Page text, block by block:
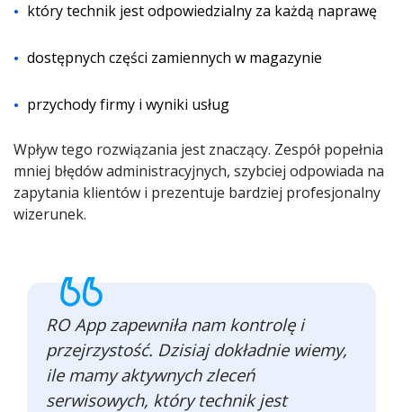
który technik jest odpowiedzialny za każdą naprawę
dostępnych części zamiennych w magazynie
przychody firmy i wyniki usług
Wpływ tego rozwiązania jest znaczący. Zespół popełnia
mniej błędów administracyjnych, szybciej odpowiada na
zapytania klientów i prezentuje bardziej profesjonalny
wizerunek.
RO App zapewniła nam kontrolę i
przejrzystość. Dzisiaj dokładnie wiemy,
ile mamy aktywnych zleceń
serwisowych, który technik jest